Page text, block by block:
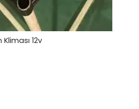
Gömme Elektrik Girişi (Erkek)